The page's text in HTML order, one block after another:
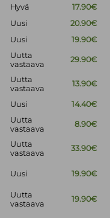
Hyvä
17.90€
Uusi
20.90€
Uusi 19.90€
Uutta
vastaava
29.90€
Uutta
vastaava
13.90€
Uusi 14.40€
Uutta
vastaava
8.90€
Uutta
vastaava
33.90€
Uusi 19.90€
Uutta
vastaava
19.90€